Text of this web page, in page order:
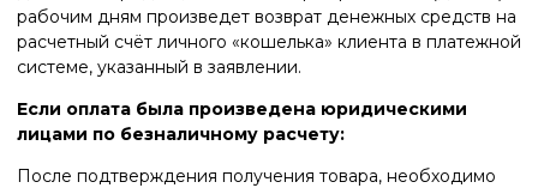
рабочим дням произведет возврат денежных средств на
расчетный счёт личного «кошелька» клиента в платежной
системе, указанный в заявлении.
Если оплата была произведена юридическими
лицами по безналичному расчету:
После подтверждения получения товара, необходимо